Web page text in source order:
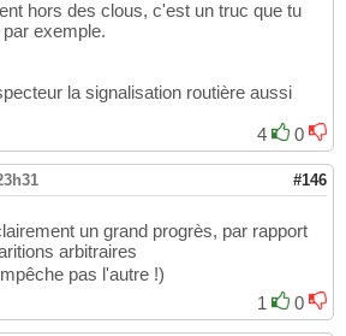
hors des clous, c'est un truc que tu
exemple.
la signalisation routière aussi
4
0
#146
un grand progrès, par rapport
arbitraires
pas l'autre !)
1
0